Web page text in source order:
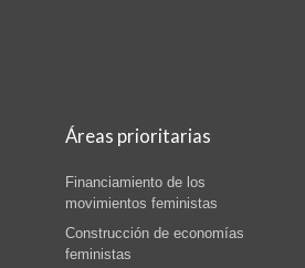
Áreas prioritarias
Financiamiento de los
movimientos feministas
Construcción de economías
feministas